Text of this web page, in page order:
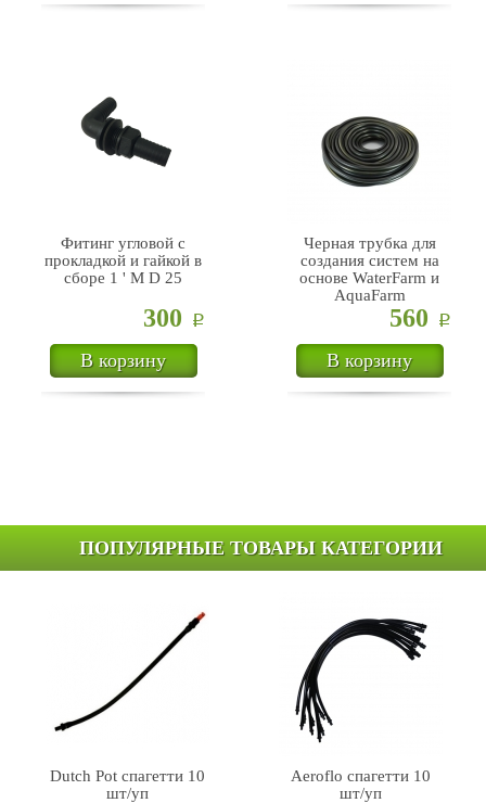
Фитинг угловой с
прокладкой и гайкой в
сборе 1 ' М D 25
300 Р
В корзину
Черная трубка для
создания систем на
основе WaterFarm и
AquaFarm
560 Р
В корзину
ПОПУЛЯРНЫЕ ТОВАРЫ КАТЕГОРИИ
Dutch Pot спагетти 10
шт/уп
Aeroflo спагетти 10
шт/уп